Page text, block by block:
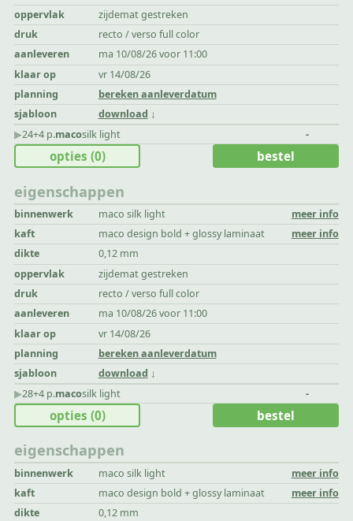
oppervlak
zijdemat gestreken
druk
recto / verso full color
aanleveren
ma 10/08/26 voor 11:00
klaar op
vr 14/08/26
planning
bereken aanleverdatum
sjabloon
download
▶︎24+4 p.macosilk light -
eigenschappen
binnenwerk maco silk light
meer info
kaft
maco design bold + glossy laminaat
meer info
dikte
0,12 mm
oppervlak
zijdemat gestreken
druk
recto / verso full color
aanleveren
ma 10/08/26 voor 11:00
klaar op
vr 14/08/26
planning
bereken aanleverdatum
sjabloon
download
opties (0) bestel
▶︎28+4 p.macosilk light -
eigenschappen
binnenwerk maco silk light
meer info
kaft
maco design bold + glossy laminaat
meer info
dikte
0,12 mm
opties (0) bestel